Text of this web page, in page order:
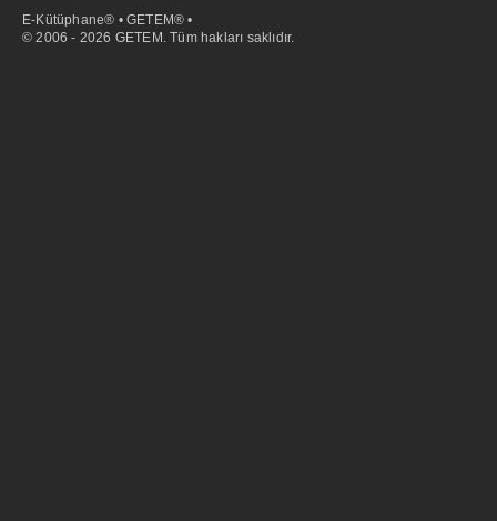
E-Kütüphane® • GETEM® •
© 2006 - 2026 GETEM. Tüm hakları saklıdır.